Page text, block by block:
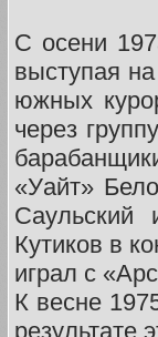
С осени
выступая
южных
через
«Уайт»
Саульский
Кутиков в
играл с
К весне
результате